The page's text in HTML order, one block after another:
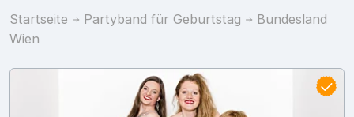
Startseite Partyband für Geburtstag
Bundesland
Wien